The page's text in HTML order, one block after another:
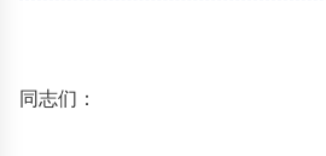
同志们：